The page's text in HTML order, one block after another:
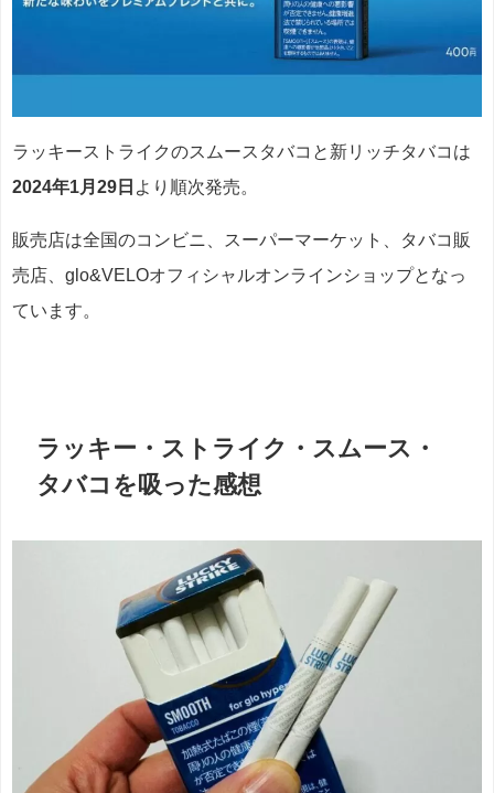
ラッキーストライクのスムースタバコと新リッチタバコは
2024年1月29日 より順次発売。
販売店は全国のコンビニ、スーパーマーケット、タバコ販
売店、glo&VELOオフィシャルオンラインショップとなっ
ています。
ラッキー・ストライク・スムース・
タバコを吸った感想